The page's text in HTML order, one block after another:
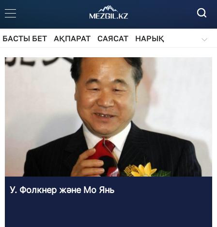
БАСТЫ БЕТ АҚПАРАТ САЯСАТ
НАРЫҚ
ҚОҒАМ
БІЛІМ АЙДАРЛАР
У. Фолкнер және Мо Янь